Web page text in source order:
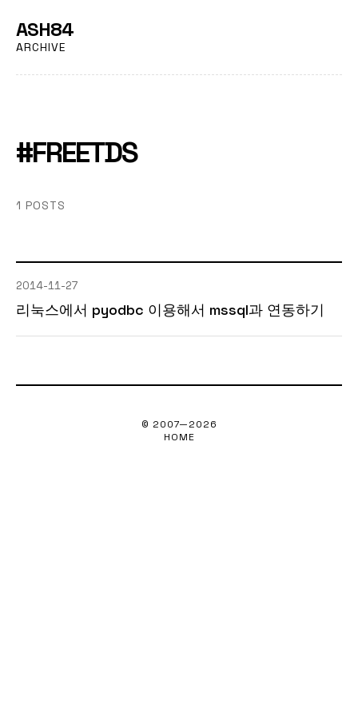
ASH84
ARCHIVE
#FREETDS
1 POSTS
2014-11-27
리눅스에서 pyodbc 이용해서 mssql과 연동하기
© 2007—2026
HOME